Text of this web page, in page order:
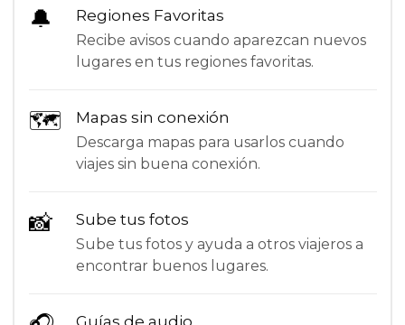
🔔 Regiones Favoritas
Recibe avisos cuando aparezcan nuevos
lugares en tus regiones favoritas.
🗺 Mapas sin conexión
Descarga mapas para usarlos cuando
viajes sin buena conexión.
📸 Sube tus fotos
Sube tus fotos y ayuda a otros viajeros a
encontrar buenos lugares.
Guías de audio